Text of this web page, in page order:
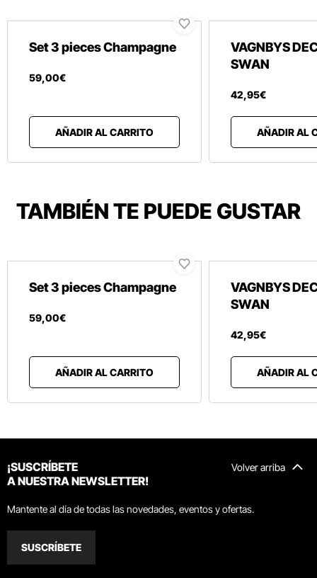
Set 3 pieces Champagne
59,00€
AÑADIR AL CARRITO
VAGNBYS
SWAN
42,95€
AÑADIR AL
TAMBIÉN TE PUEDE GUSTAR
Set 3 pieces Champagne
59,00€
AÑADIR AL CARRITO
VAGNBYS
SWAN
42,95€
AÑADIR AL
Volver arriba
¡SUSCRÍBETE
A NUESTRA NEWSLETTER!
Mantente al día de todas las novedades, eventos y ofertas.
SUSCRÍBETE